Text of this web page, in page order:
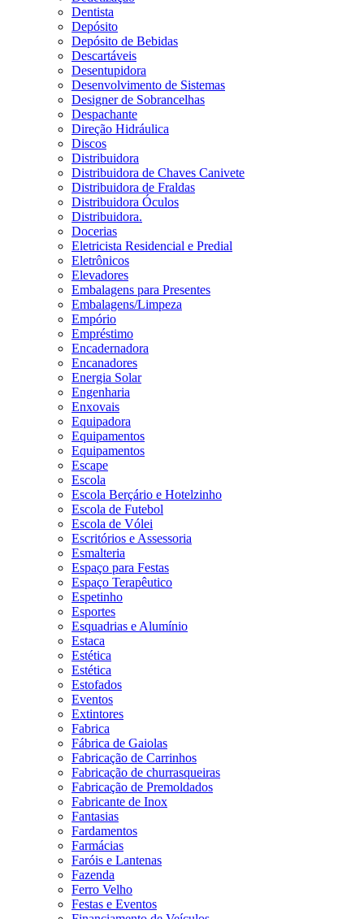
Dentista
Depósito
Depósito de Bebidas
Descartáveis
Desentupidora
Desenvolvimento de Sistemas
Designer de Sobrancelhas
Despachante
Direção Hidráulica
Discos
Distribuidora
Distribuidora de Chaves Canivete
Distribuidora de Fraldas
Distribuidora Óculos
Distribuidora.
Docerias
Eletricista Residencial e Predial
Eletrônicos
Elevadores
Embalagens para Presentes
Embalagens/Limpeza
Empório
Empréstimo
Encadernadora
Encanadores
Energia Solar
Engenharia
Enxovais
Equipadora
Equipamentos
Equipamentos
Escape
Escola
Escola Berçário e Hotelzinho
Escola de Futebol
Escola de Vólei
Escritórios e Assessoria
Esmalteria
Espaço para Festas
Espaço Terapêutico
Espetinho
Esportes
Esquadrias e Alumínio
Estaca
Estética
Estética
Estofados
Eventos
Extintores
Fabrica
Fábrica de Gaiolas
Fabricação de Carrinhos
Fabricação de churrasqueiras
Fabricação de Premoldados
Fabricante de Inox
Fantasias
Fardamentos
Farmácias
Faróis e Lantenas
Fazenda
Ferro Velho
Festas e Eventos